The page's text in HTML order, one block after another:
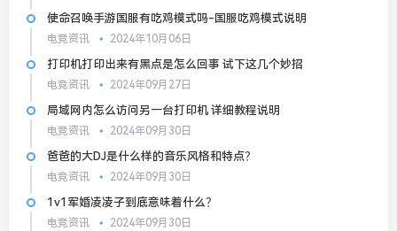
使命召唤手游国服有吃鸡模式吗-国服吃鸡模式说明
电竞资讯 2024年10月06日
打印机打印出来有黑点是怎么回事 试下这几个妙招
电竞资讯 2024年09月27日
局域网内怎么访问另一台打印机 详细教程说明
电竞资讯 2024年09月30日
爸爸的大DJ是什么样的音乐风格和特点？
电竞资讯 2024年09月30日
1v1军婚凌凌子到底意味着什么？
电竞资讯 2024年09月30日